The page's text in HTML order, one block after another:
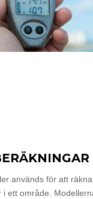
används för att
i ett område.